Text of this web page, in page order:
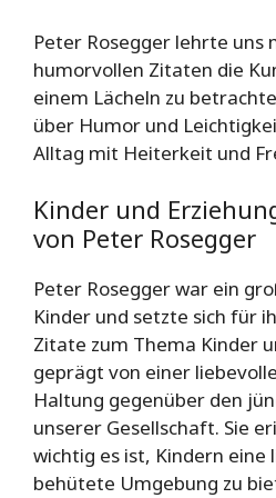
Peter Rosegger lehrte uns
humorvollen Zitaten die
einem Lächeln zu
über Humor und
Alltag mit Heiterkeit und
Kinder und
von Peter Rosegger
Peter Rosegger war ein
Kinder und setzte sich für
Zitate zum Thema Kinder
geprägt von einer
Haltung gegenüber den
unserer Gesellschaft. Sie
wichtig es ist, Kindern eine
behütete Umgebung zu